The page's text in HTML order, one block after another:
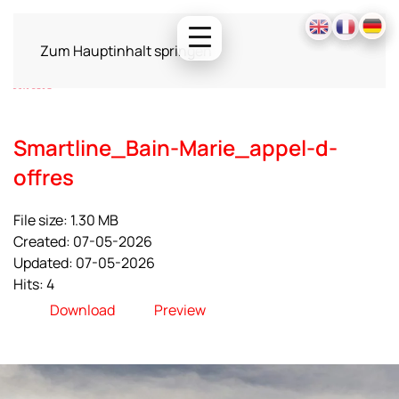
Zum Hauptinhalt springen
Smartline_Bain-Marie_appel-d-
offres
File size: 1.30 MB
Created: 07-05-2026
Updated: 07-05-2026
Hits: 4
Download
Preview